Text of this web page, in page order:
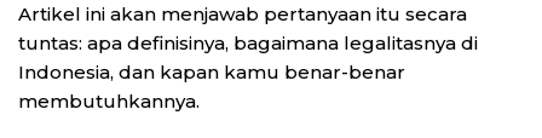
Artikel ini akan menjawab pertanyaan itu secara
tuntas: apa definisinya, bagaimana legalitasnya di
Indonesia, dan kapan kamu benar-benar
membutuhkannya.